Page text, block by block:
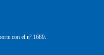
con el nº 1689.